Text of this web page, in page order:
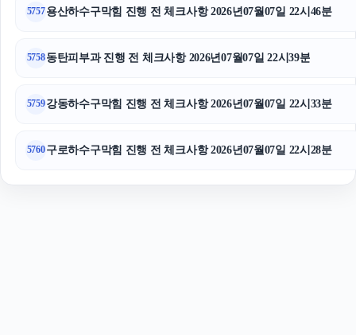
5757용산하수구막힘 진행 전 체크사항 2026년07월07일 22시46분
5758동탄피부과 진행 전 체크사항 2026년07월07일 22시39분
5759강동하수구막힘 진행 전 체크사항 2026년07월07일 22시33분
5760구로하수구막힘 진행 전 체크사항 2026년07월07일 22시28분